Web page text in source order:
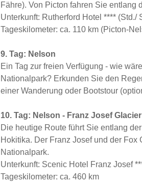
Fähre). Von Picton fahren Sie entlang
Unterkunft: Rutherford Hotel **** (Std./
Tageskilometer: ca. 110 km (Picton-
9. Tag: Nelson
Ein Tag zur freien Verfügung - wie
Nationalpark? Erkunden Sie den
einer Wanderung oder Bootstour
10. Tag: Nelson - Franz Josef Glacier
Die heutige Route führt Sie entlang
Hokitika. Der Franz Josef und der
Nationalpark.
Unterkunft: Scenic Hotel Franz Josef
Tageskilometer: ca. 460 km